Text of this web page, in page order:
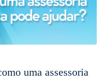
uma assessoria